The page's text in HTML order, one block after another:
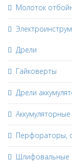
Молоток
Дрели
Гайковерты
Дрели
Перфораторы,